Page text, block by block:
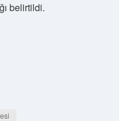
belirtildi.